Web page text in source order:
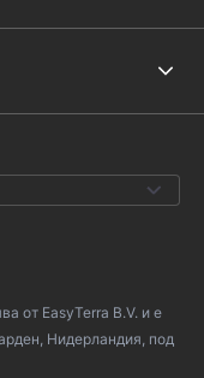
от EasyTerra B.V. и е
Нидерландия, под